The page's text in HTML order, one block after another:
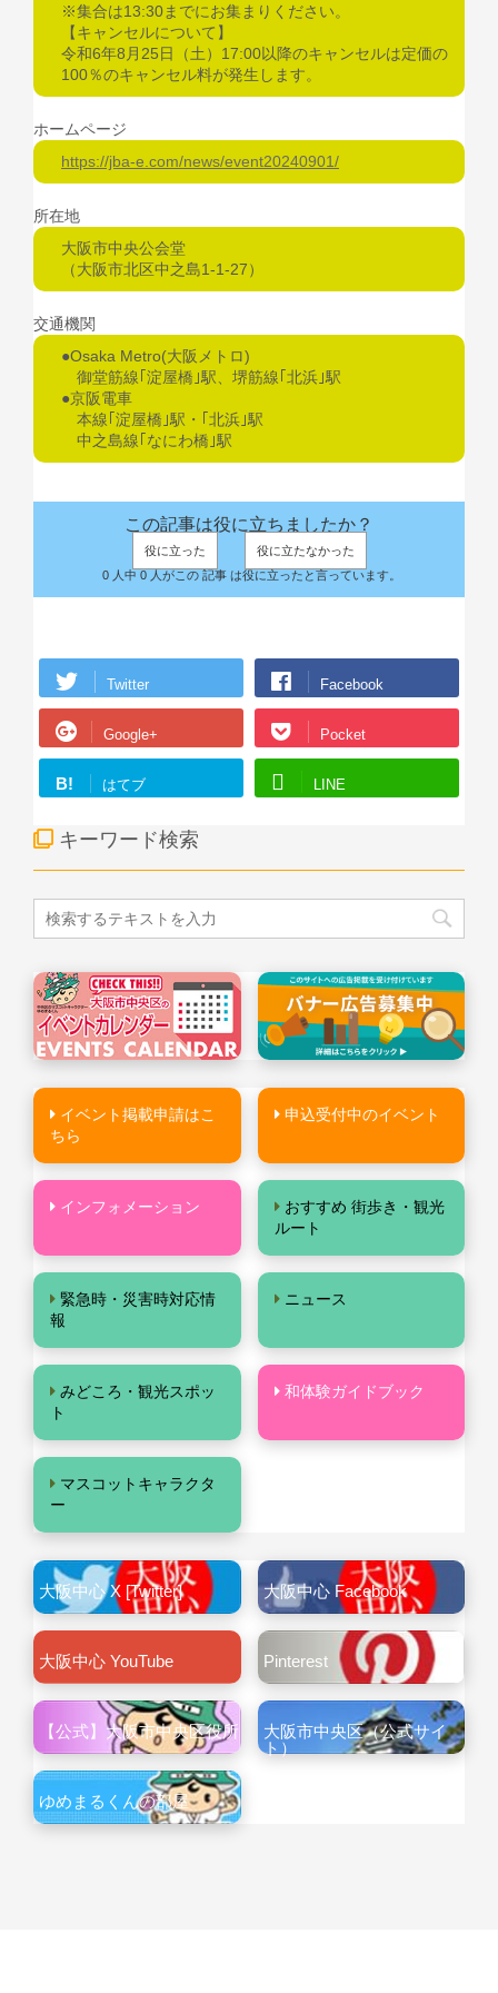
※集合は13:30までにお集まりください。
【キャンセルについて】
令和6年8月25日（土）17:00以降のキャンセルは定価の
100％のキャンセル料が発生します。
ホームページ
https://jba-e.com/news/event20240901/
所在地
大阪市中央公会堂
（大阪市北区中之島1-1-27）
交通機関
●Osaka Metro(大阪メトロ)
御堂筋線｢淀屋橋｣駅、堺筋線｢北浜｣駅
●京阪電車
本線｢淀屋橋｣駅・｢北浜｣駅
中之島線｢なにわ橋｣駅
この記事は役に立ちましたか？
役に立った
役に立たなかった
0 人中 0 人がこの 記事 は役に立ったと言っています。
Twitter Facebook
Google+ Pocket
B! はてブ LINE
キーワード検索
イベント掲載申請はこ
ちら
申込受付中のイベント
インフォメーション
おすすめ 街歩き・観光
ルート
緊急時・災害時対応情
報
ニュース
みどころ・観光スポッ
ト
和体験ガイドブック
マスコットキャラクタ
ー
大阪中心 X [Twitter] 大阪中心 Facebook
大阪中心 YouTube Pinterest
【公式】大阪市中央区役所
大阪市中央区（公式サイ
ト）
ゆめまるくんの部屋